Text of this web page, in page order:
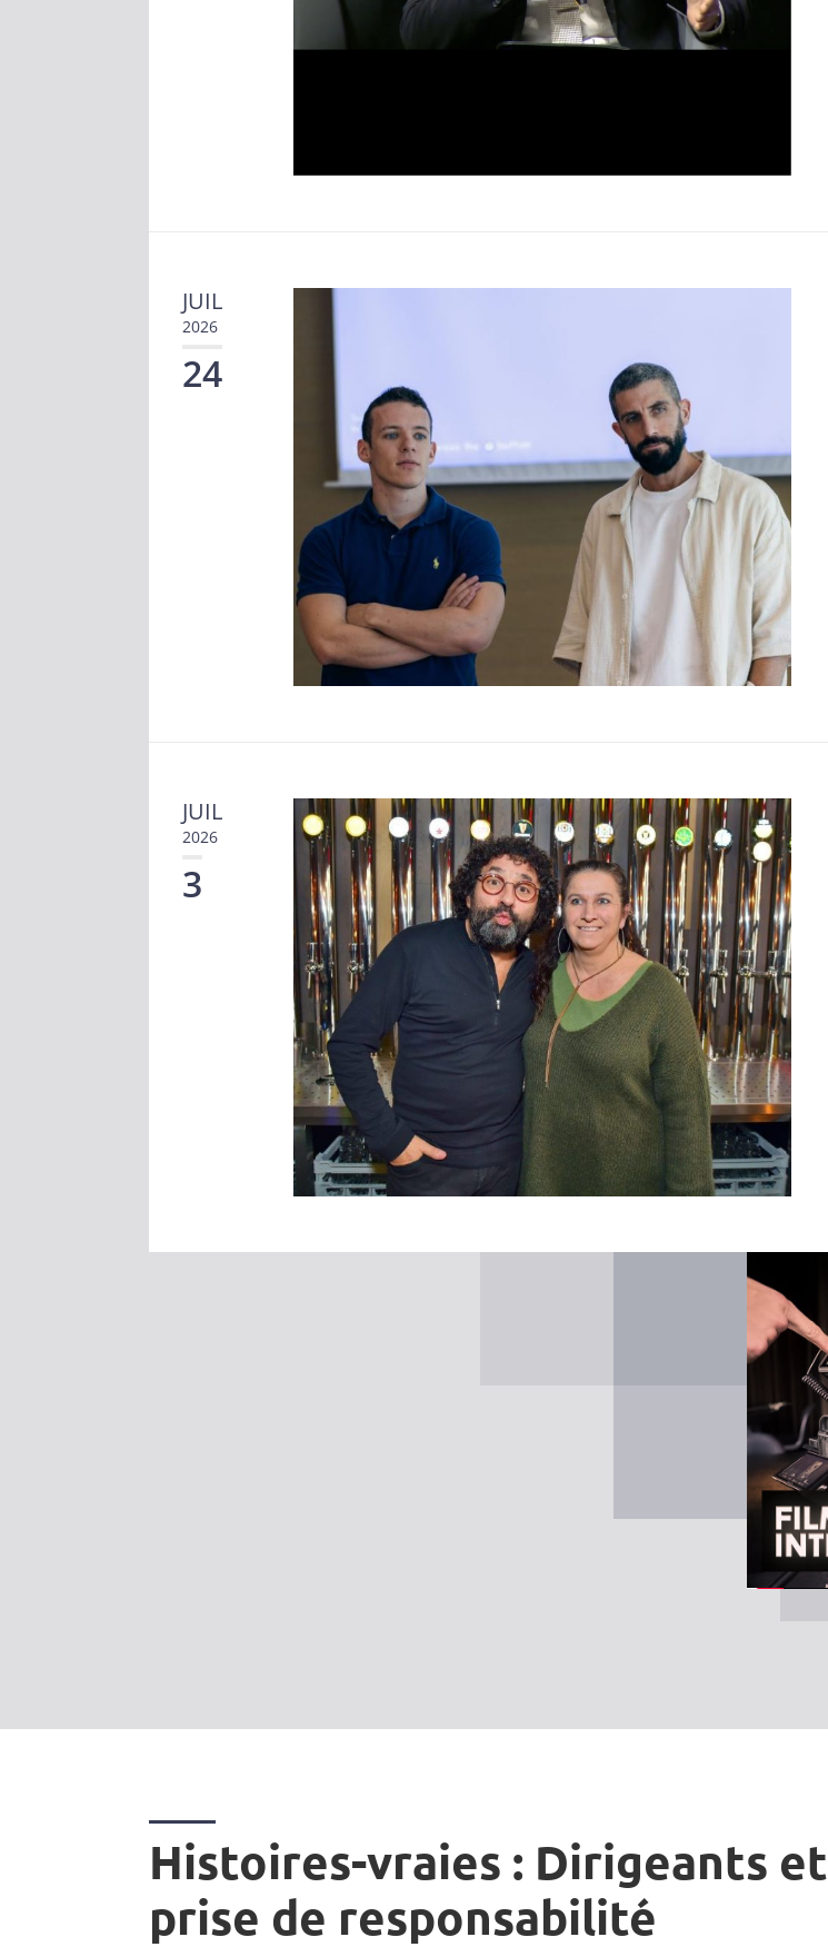
JUIL
2026
24
JUIL
2026
3
Histoires-vraies : Dirigeants et
prise de responsabilité